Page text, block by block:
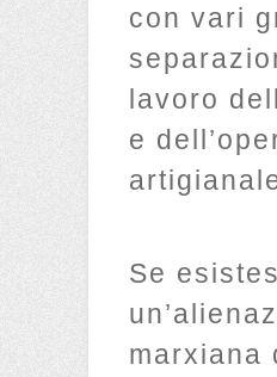
con vari
lavoro
e
Se
marxiana